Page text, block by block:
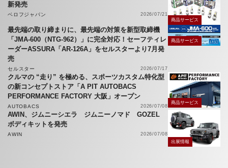
新発売
ベロフジャパン
2026/07/21
商品サービス
最先端の取り締まりに、最先端の対策を新型取締機
「JMA-600（NTG-962）」に完全対応！セーフティレ
ーダーASSURA「AR-126A」をセルスターより7月発
売
セルスター 2026/07/17
商品サービス
クルマの “走り” を極める、スポーツカスタム特化型
の新コンセプトストア「A PIT AUTOBACS
PERFORMANCE FACTORY 大阪」オープン
AUTOBACS 2026/07/08
商品サービス
AWIN、ジムニーシエラ ジムニーノマド GOZEL
ボディキットを発売
AWIN
2026/07/08
出展情報